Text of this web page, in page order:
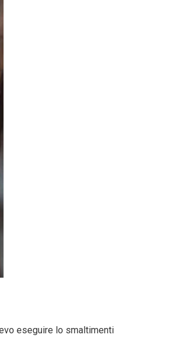
eseguire lo smaltimenti